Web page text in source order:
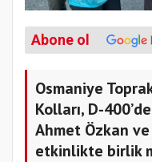
Abone ol
Osmaniye
Kolları, D-
Ahmet Özkan
etkinlikte birlik